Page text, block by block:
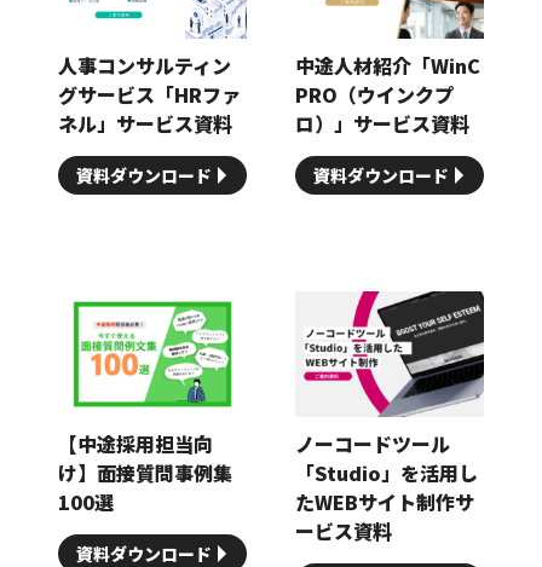
人事コンサルティン
グサービス「HRファ
ネル」サービス資料
資料ダウンロード
中途人材紹介「WinC
PRO（ウインクプ
ロ）」サービス資料
資料ダウンロード
【中途採用担当向
け】面接質問事例集
100選
資料ダウンロード
ノーコードツール
「Studio」を活用し
たWEBサイト制作サ
ービス資料